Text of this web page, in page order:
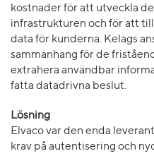
kostnader för att utveckla
infrastrukturen och för att
data för kunderna. Kelags
sammanhang för de
extrahera användbar
fatta datadrivna beslut.
Lösning
Elvaco var den enda
krav på autentisering och